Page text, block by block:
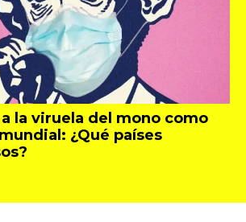
la viruela del mono como
¿Qué países